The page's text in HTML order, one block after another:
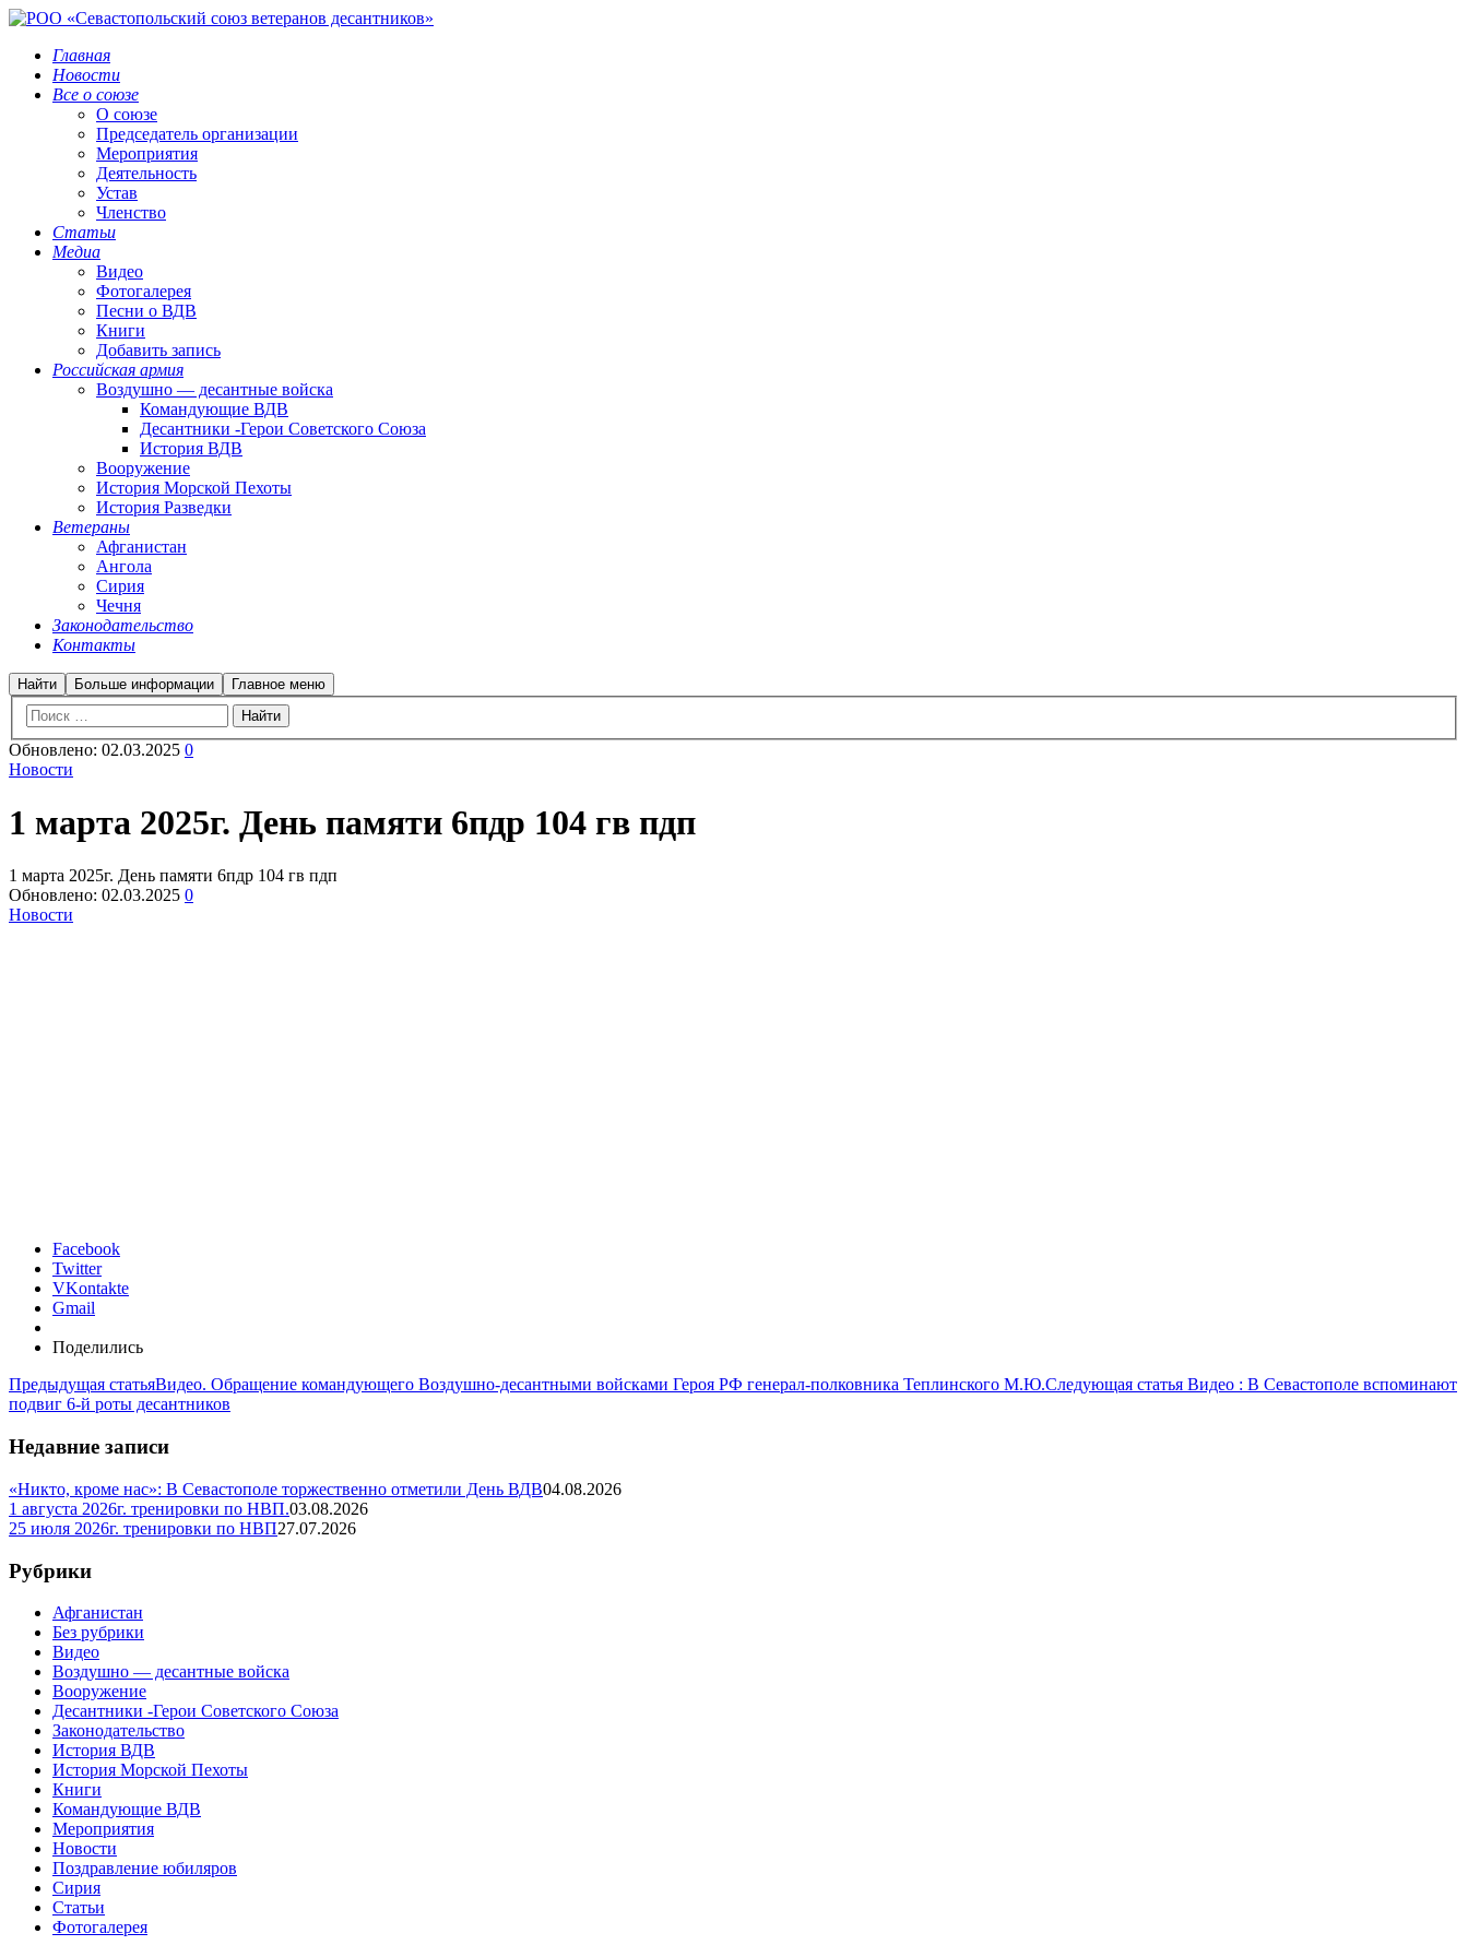
Главная
Новости
Все о союзе
О союзе
Председатель организации
Мероприятия
Деятельность
Устав
Членство
Статьи
Медиа
Видео
Фотогалерея
Песни о ВДВ
Книги
Добавить запись
Российская армия
Воздушно — десантные войска
Командующие ВДВ
Десантники -Герои Советского Союза
История ВДВ
Вооружение
История Морской Пехоты
История Разведки
Ветераны
Афганистан
Ангола
Сирия
Чечня
Законодательство
Контакты
Найти Больше информации Главное меню
Обновлено: 02.03.2025 0
Новости
1 марта 2025г. День памяти 6пдр 104 гв пдп
1 марта 2025г. День памяти 6пдр 104 гв пдп
Обновлено: 02.03.2025 0
Новости
Facebook
Twitter
VKontakte
Gmail
Поделились
Предыдущая статьяВидео. Обращение командующего Воздушно-десантными войсками Героя РФ генерал-полковника Теплинского М.Ю.Следующая статья Видео : В Севастополе вспоминают
подвиг 6-й роты десантников
Недавние записи
«Никто, кроме нас»: В Севастополе торжественно отметили День ВДВ04.08.2026
1 августа 2026г. тренировки по НВП.03.08.2026
25 июля 2026г. тренировки по НВП27.07.2026
Рубрики
Афганистан
Без рубрики
Видео
Воздушно — десантные войска
Вооружение
Десантники -Герои Советского Союза
Законодательство
История ВДВ
История Морской Пехоты
Книги
Командующие ВДВ
Мероприятия
Новости
Поздравление юбиляров
Сирия
Статьи
Фотогалерея